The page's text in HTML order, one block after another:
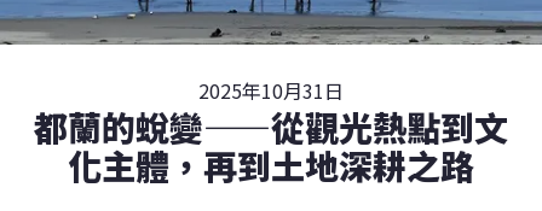
2025年10月31日
都蘭的蛻變——從觀光熱點到文
化主體，再到土地深耕之路